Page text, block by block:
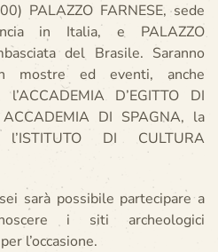
PALAZZO FARNESE, sede
in Italia, e PALAZZO
del Brasile. Saranno
mostre ed eventi, anche
l’ACCADEMIA D’EGITTO DI
DI SPAGNA, la
DI CULTURA
sarà possibile partecipare a
i siti archeologici
l’occasione.